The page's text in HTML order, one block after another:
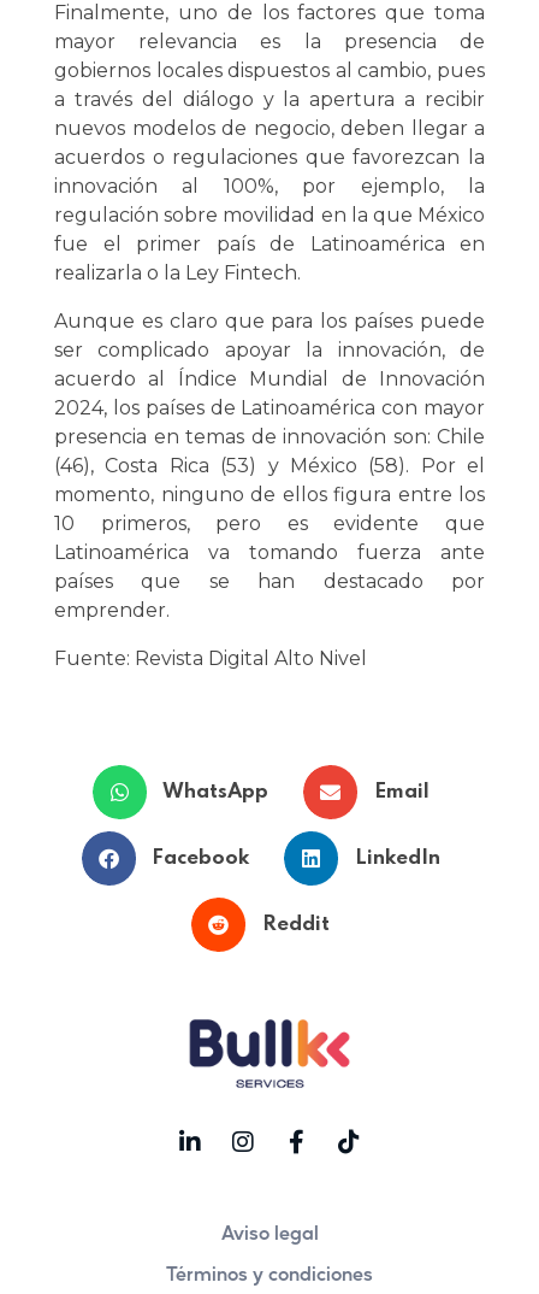
Finalmente, uno de los factores que toma
mayor relevancia es la presencia de
gobiernos locales dispuestos al cambio, pues
a través del diálogo y la apertura a recibir
nuevos modelos de negocio, deben llegar a
acuerdos o regulaciones que favorezcan la
innovación al 100%, por ejemplo, la
regulación sobre movilidad en la que México
fue el primer país de Latinoamérica en
realizarla o la Ley Fintech.
Aunque es claro que para los países puede
ser complicado apoyar la innovación, de
acuerdo al Índice Mundial de Innovación
2024, los países de Latinoamérica con mayor
presencia en temas de innovación son: Chile
(46), Costa Rica (53) y México (58). Por el
momento, ninguno de ellos figura entre los
10 primeros, pero es evidente que
Latinoamérica va tomando fuerza ante
países que se han destacado por
emprender.
Fuente: Revista Digital Alto Nivel
WhatsApp Email
Facebook LinkedIn
Reddit
Aviso legal
Términos y condiciones